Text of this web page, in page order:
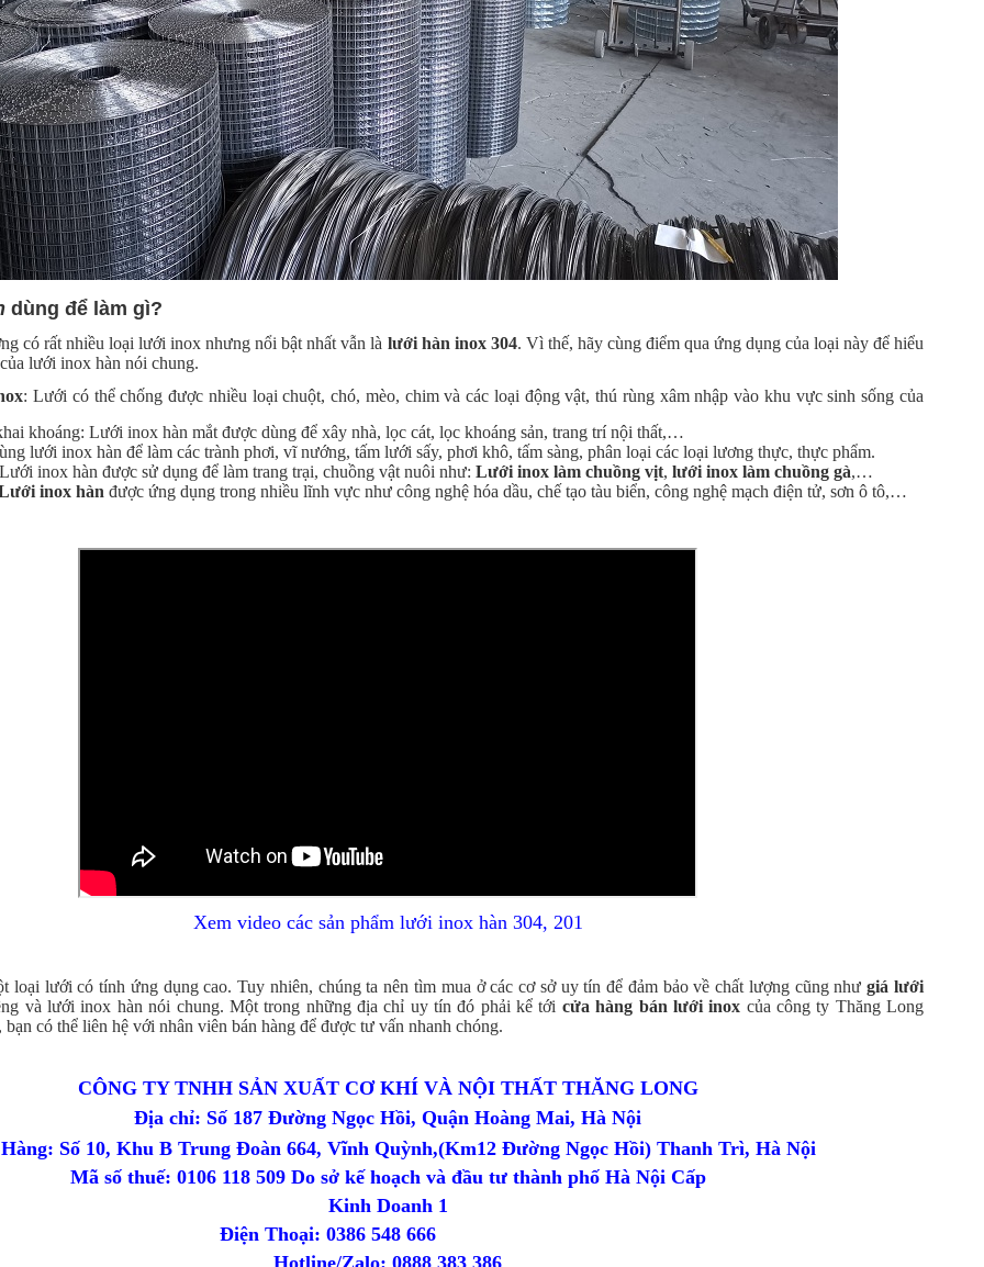
dùng để làm gì?
có rất nhiều loại lưới inox nhưng nổi bật nhất vẫn là lưới hàn inox 304. Vì thế, hãy cùng điểm qua ứng dụng của loại này để hiểu
lưới inox hàn nói chung.
: Lưới có thể chống được nhiều loại chuột, chó, mèo, chim và các loại động vật, thú rùng xâm nhập vào khu vực sinh sống của
khoáng: Lưới inox hàn mắt được dùng để xây nhà, lọc cát, lọc khoáng sản, trang trí nội thất,…
lưới inox hàn để làm các trành phơi, vĩ nướng, tấm lưới sấy, phơi khô, tấm sàng, phân loại các loại lương thực, thực phẩm.
inox hàn được sử dụng để làm trang trại, chuồng vật nuôi như: Lưới inox làm chuồng vịt, lưới inox làm chuồng gà,…
inox hàn được ứng dụng trong nhiều lĩnh vực như công nghệ hóa dầu, chế tạo tàu biển, công nghệ mạch điện tử, sơn ô tô,…
Xem video các sản phẩm lưới inox hàn 304, 201
loại lưới có tính ứng dụng cao. Tuy nhiên, chúng ta nên tìm mua ở các cơ sở uy tín để đảm bảo về chất lượng cũng nhưgiá lưới
và lưới inox hàn nói chung. Một trong những địa chỉ uy tín đó phải kể tới cửa hàng bán lưới inox của công ty Thăng Long
có thể liên hệ với nhân viên bán hàng để được tư vấn nhanh chóng.
CÔNG TY TNHH SẢN XUẤT CƠ KHÍ VÀ NỘI THẤT THĂNG LONG
Địa chỉ: Số 187 Đường Ngọc Hồi, Quận Hoàng Mai, Hà Nội
Số 10, Khu B Trung Đoàn 664, Vĩnh Quỳnh,(Km12 Đường Ngọc Hồi) Thanh Trì, Hà Nội
Mã số thuế: 0106 118 509 Do sở kế hoạch và đầu tư thành phố Hà Nội Cấp
Kinh Doanh 1
Điện Thoại: 0386 548 666
Hotline/Zalo: 0888 383 386